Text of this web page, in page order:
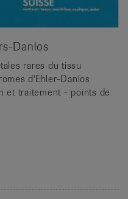
Danlos
rares du tissu
d'Ehler-Danlos
et traitement - points de